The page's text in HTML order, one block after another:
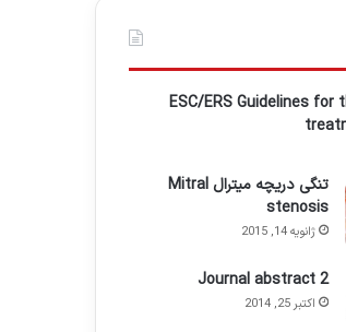
ESC/ERS Guidelines for
تنگی دریچه میترال Mitral
stenosis
ژانویه 14, 2015
Journal abstract 2
اکتبر 25, 2014